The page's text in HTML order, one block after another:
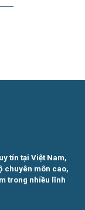
tín tại Việt Nam,
chuyên môn cao,
trong nhiều lĩnh